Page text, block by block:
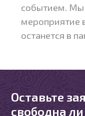
событием. Мы
мероприятие
останется в
Оставьте
свободна